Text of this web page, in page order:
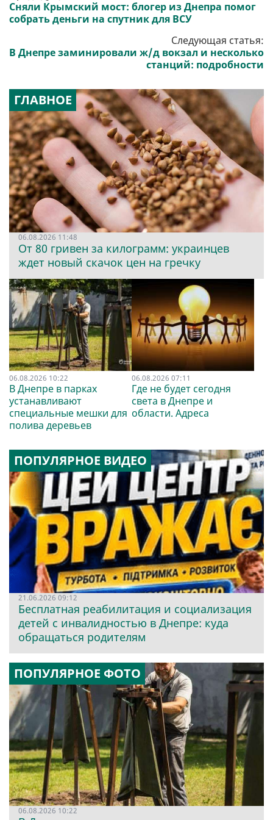
Сняли Крымский мост: блогер из Днепра помог
собрать деньги на спутник для ВСУ
Следующая статья:
В Днепре заминировали ж/д вокзал и несколько
станций: подробности
ГЛАВНОЕ
06.08.2026 11:48
От 80 гривен за килограмм: украинцев
ждет новый скачок цен на гречку
06.08.2026 10:22
В Днепре в парках
устанавливают
специальные мешки для
полива деревьев
06.08.2026 07:11
Где не будет сегодня
света в Днепре и
области. Адреса
ПОПУЛЯРНОЕ ВИДЕО
21.06.2026 09:12
Бесплатная реабилитация и социализация
детей с инвалидностью в Днепре: куда
обращаться родителям
ПОПУЛЯРНОЕ ФОТО
06.08.2026 10:22